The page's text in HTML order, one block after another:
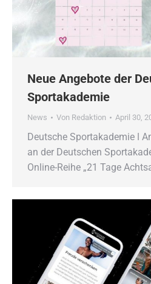
Neue Angebote der
Sportakademie
News Von Redaktion April 30,
Deutsche Sportakademie ǀ
an der Deutschen
Online-Reihe „21 Tage